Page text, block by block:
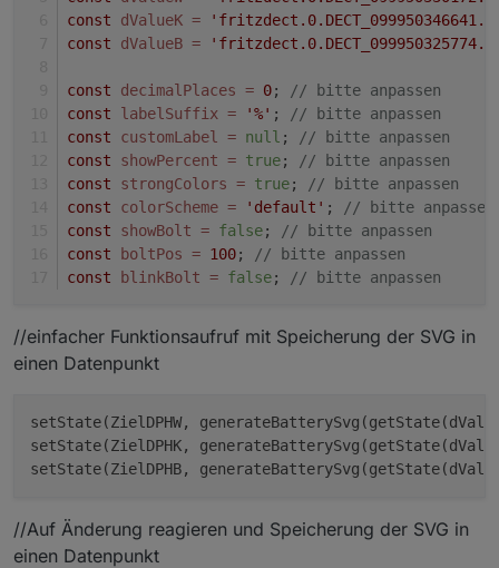
const
dValueK =
const
dValueB =
const decimalPlaces = 0;
// bitte anpassen
const
labelSuffix = '%' ;
// bitte anpassen
const
customLabel = null ;
// bitte anpassen
const
showPercent = true;
// bitte anpassen
const
strongColors = true;
// bitte anpassen
const
colorScheme = 'default' ;
// bitte anpassen
const
showBolt = false;
// bitte anpassen
const
boltPos = 100;
// bitte anpassen
const
blinkBolt = false; // bitte anpassen
//einfacher Funktionsaufruf mit Speicherung der SVG in
einen Datenpunkt
setState(ZielDPHW,
setState(ZielDPHK,
setState(ZielDPHB,
//Auf Änderung reagieren und Speicherung der SVG in
einen Datenpunkt